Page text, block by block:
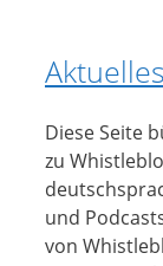
Diese Seite
zu
und
von